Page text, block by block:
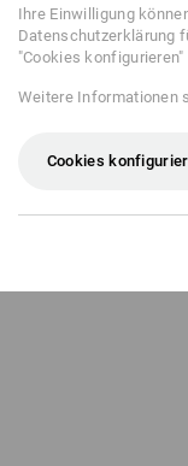
Ihre Einwilligung
Datenschutzerklärung
"Cookies
Weitere Informationen
Cookies